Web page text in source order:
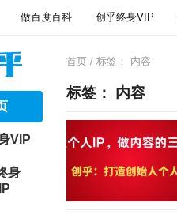
做百度百科 创乎终身VIP
VIP
身
首页 / 标签： 内容
标签： 内容